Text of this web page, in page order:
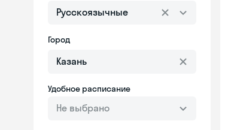
Русскоязычные
Город
Удобное расписание
Не выбрано